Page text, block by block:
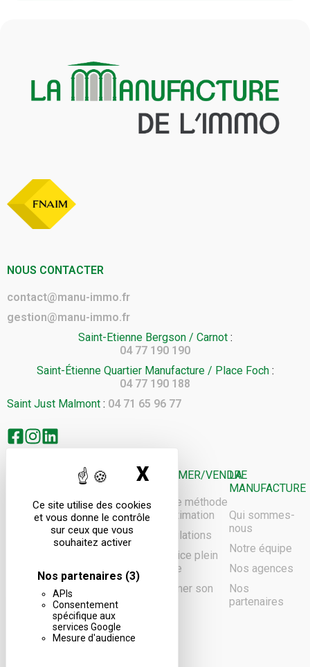
Ce site utilise des cookies
et vous donne le contrôle
sur ceux que vous
souhaitez activer
Nos partenaires (3)
APIs
Consentement
spécifique aux
services Google
Mesure d'audience
X MASQUER LE
NOUS CONTACTER
contact@manu-immo.fr
gestion@manu-immo.fr
Saint-Etienne Bergson / Carnot :
04 77 190 190
Saint-Étienne Quartier Manufacture / Place Foch :
04 77 190 188
Saint Just Malmont : 04 71 65 96 77
Biens à la
Rechercher
recherche
LOUER
Biens à la
location
Rechercher
recherche
gestion
locative
ESTIMER/VENDRE
Notre méthode
d’estimation
Simulations
Service plein
cadre
Estimer son
LA
MANUFACTURE
Qui sommes-
nous
Notre équipe
Nos agences
Nos
partenaires